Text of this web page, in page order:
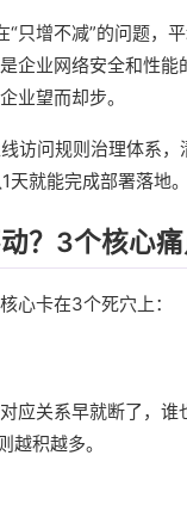
只增不减”的问题，
业网络安全和性能
业望而却步。
访问规则治理体系
就能完成部署落地。
？3个核心
心卡在3个死穴上：
应关系早就断了，
越积越多。